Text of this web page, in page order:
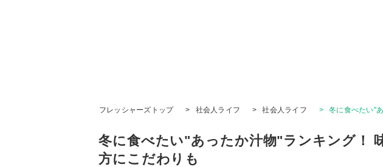
フレッシャーズトップ > 社会人ライフ > 社会人ライフ > 冬に食べたい"
冬に食べたい"あったか汁物"ランキング！
方にこだわりも